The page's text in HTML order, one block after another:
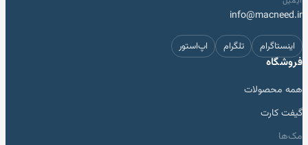
info@macneed.ir
اینستاگرام تلگرام اپ‌استور
فروشگاه
همه محصولات
گیفت کارت
مک‌ها